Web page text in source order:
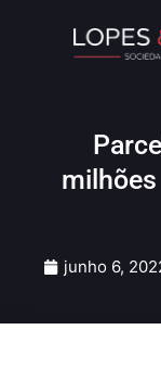
junho 6,